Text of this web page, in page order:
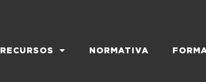
RECURSOS NORMATIVA